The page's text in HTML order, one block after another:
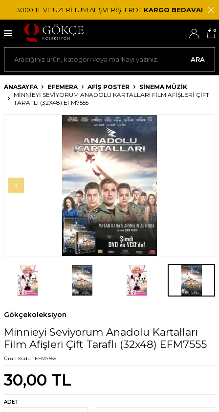
3000 TL VE ÜZERİ TÜM ALIŞVERİŞLERDE KARGO BEDAVA!
ARA
0
ANASAYFA EFEMERA AFIŞ POSTER
SINEMA MÜZIK
MINNIEYI SEVIYORUM ANADOLU KARTALLARI FILM AFIŞLERI ÇIFT
TARAFLI (32X48) EFM7555
Gökçekoleksiyon
Minnieyi Seviyorum Anadolu Kartalları
Film Afişleri Çift Taraflı (32x48) EFM7555
Ürün Kodu : EFM7555
30,00 TL
ADET